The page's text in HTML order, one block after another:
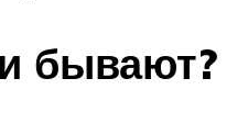
бывают?